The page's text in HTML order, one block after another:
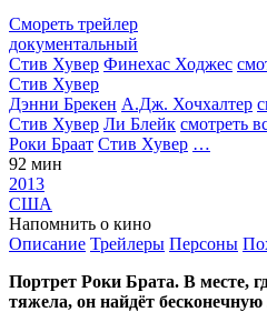
Смореть трейлер
документальный
Стив Хувер Финехас Ходжес
Стив Хувер
Дэнни Брекен А.Дж. Хочхалтер
Стив Хувер Ли Блейк смотреть
Роки Браат Стив Хувер …
92 мин
2013
США
Напомнить о кино
Описание Трейлеры Персоны
Портрет Роки Брата. В месте,
тяжела, он найдёт